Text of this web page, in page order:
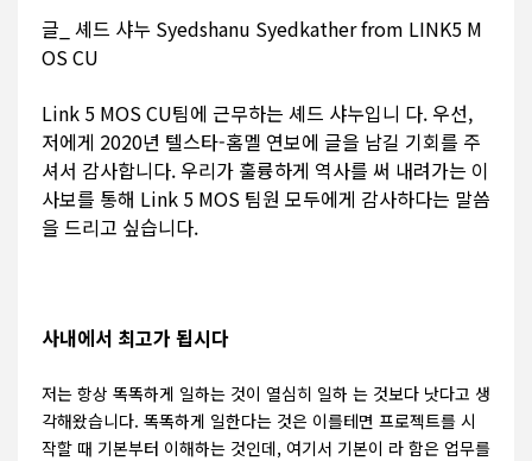
글_ 셰드 샤누 Syedshanu Syedkather from LINK5 M
OS CU
Link 5 MOS CU팀에 근무하는 셰드 샤누입니 다. 우선,
저에게 2020년 텔스타-홈멜 연보에 글을 남길 기회를 주
셔서 감사합니다. 우리가 훌륭하게 역사를 써 내려가는 이
사보를 통해 Link 5 MOS 팀원 모두에게 감사하다는 말씀
을 드리고 싶습니다.
사내에서 최고가 됩시다
저는 항상 똑똑하게 일하는 것이 열심히 일하 는 것보다 낫다고 생
각해왔습니다. 똑똑하게 일한다는 것은 이를테면 프로젝트를 시
작할 때 기본부터 이해하는 것인데, 여기서 기본이 라 함은 업무를